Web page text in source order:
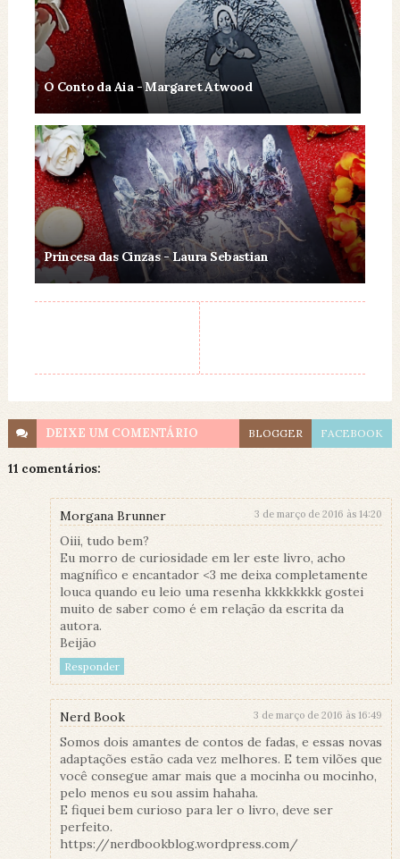
O Conto da Aia - Margaret Atwood
Princesa das Cinzas - Laura Sebastian
DEIXE UM COMENTÁRIO BLOGGER FACEBOOK
11 comentários:
Morgana Brunner 3 de março de 2016 às 14:20
Oiii, tudo bem?
Eu morro de curiosidade em ler este livro, acho
magnífico e encantador <3 me deixa completamente
louca quando eu leio uma resenha kkkkkkkk gostei
muito de saber como é em relação da escrita da
autora.
Beijão
Responder
Nerd Book 3 de março de 2016 às 16:49
Somos dois amantes de contos de fadas, e essas novas
adaptações estão cada vez melhores. E tem vilões que
você consegue amar mais que a mocinha ou mocinho,
pelo menos eu sou assim hahaha.
E fiquei bem curioso para ler o livro, deve ser
perfeito.
https://nerdbookblog.wordpress.com/